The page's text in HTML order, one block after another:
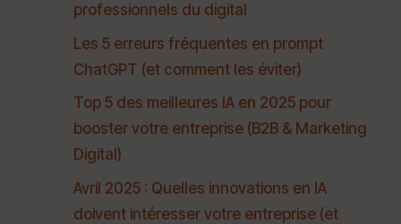
professionnels du digital
Les 5 erreurs fréquentes en prompt
ChatGPT (et comment les éviter)
Top 5 des meilleures IA en 2025 pour
booster votre entreprise (B2B & Marketing
Digital)
Avril 2025 : Quelles innovations en IA
doivent intéresser votre entreprise (et